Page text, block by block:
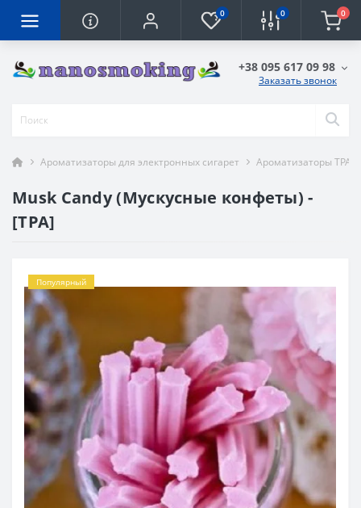
0 0 0
+38 095 617 09 98
Заказать звонок
Ароматизаторы для электронных сигарет Ароматизаторы TPA
Musk Candy (Мускусные конфеты) -
[TPA]
Популярный